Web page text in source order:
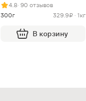
4.8· 90 отзывов
300г
329.9 ₽ · 1кг
В корзину